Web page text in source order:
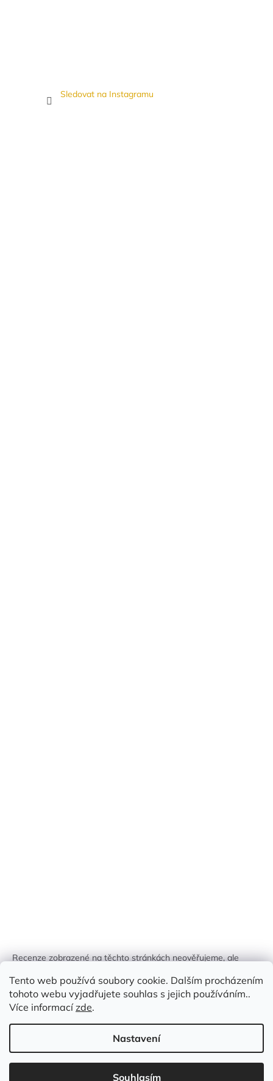
Tento web používá soubory cookie. Dalším procházením
tohoto webu vyjadřujete souhlas s jejich používáním..
Více informacízde.
Nastavení
Souhlasím
Sledovat na Instagramu
Recenze zobrazené na těchto stránkách neověřujeme, ale
identifikován.
Vytvořil Shoptet
Zlatá Žirafa. Všechna práva vyhrazena.